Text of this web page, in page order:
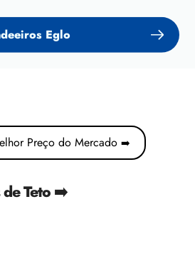
Eglo
Preço do Mercado ➡️
de Teto ➡️